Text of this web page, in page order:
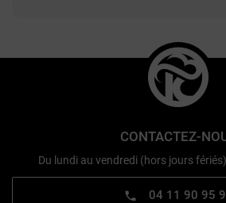
CONTACTEZ-
Du lundi au vendredi (hors jours
04 11 90 95